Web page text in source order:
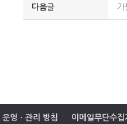
다음글 가
영ㆍ관리 방침 이메일무단수집